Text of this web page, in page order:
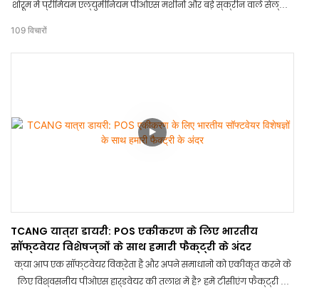
शोरूम में प्रीमियम एल्युमीनियम पीओएस मशीनों और बड़े स्क्रीन वाले सेल्फ-
109 विचारों
TCANG यात्रा डायरी: POS एकीकरण के लिए भारतीय
सॉफ्टवेयर विशेषज्ञों के साथ हमारी फैक्ट्री के अंदर
क्या आप एक सॉफ्टवेयर विक्रेता हैं और अपने समाधानों को एकीकृत करने के
लिए विश्वसनीय पीओएस हार्डवेयर की तलाश में हैं? हमें टीसीएंग फैक्ट्री में